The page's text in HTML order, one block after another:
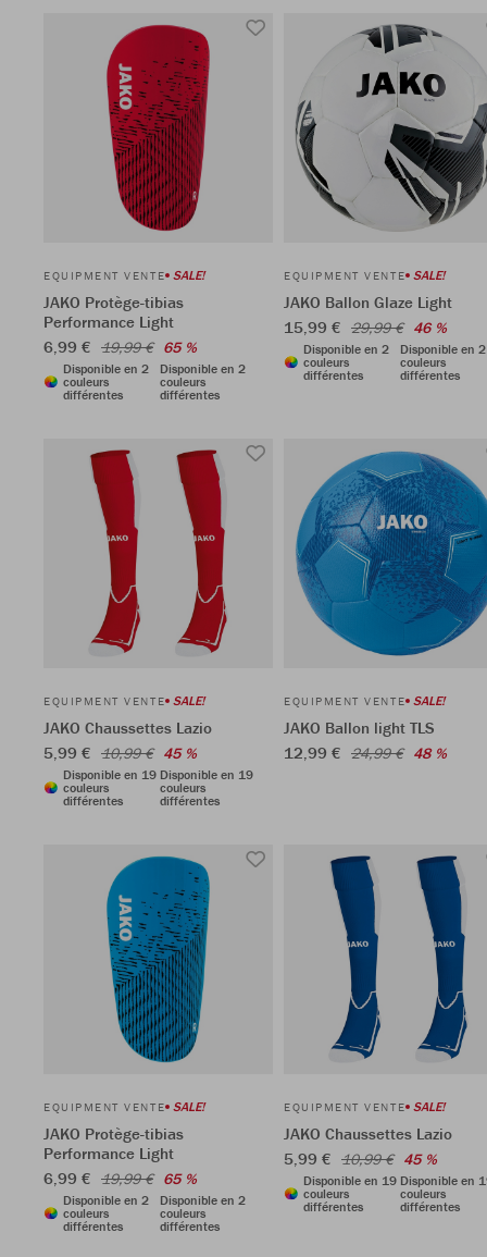
EQUIPMENT VENTE SALE!
JAKO Protège-tibias
Performance Light
6,99 € 19,99 € 65 %
Disponible en 2
couleurs
différentes
Disponible en 2
couleurs
différentes
EQUIPMENT VENTE SALE!
JAKO Ballon Glaze Light
15,99 € 29,99 € 46 %
Disponible en 2
couleurs
différentes
Disponible en 2
couleurs
différentes
EQUIPMENT VENTE SALE!
JAKO Chaussettes Lazio
5,99 € 10,99 € 45 %
Disponible en 19
couleurs
différentes
Disponible en 19
couleurs
différentes
EQUIPMENT VENTE SALE!
JAKO Ballon light TLS
12,99 € 24,99 € 48 %
EQUIPMENT VENTE SALE!
JAKO Protège-tibias
Performance Light
6,99 € 19,99 € 65 %
Disponible en 2
couleurs
différentes
Disponible en 2
couleurs
différentes
EQUIPMENT VENTE SALE!
JAKO Chaussettes Lazio
5,99 € 10,99 € 45 %
Disponible en 19
couleurs
différentes
Disponible en
couleurs
différentes